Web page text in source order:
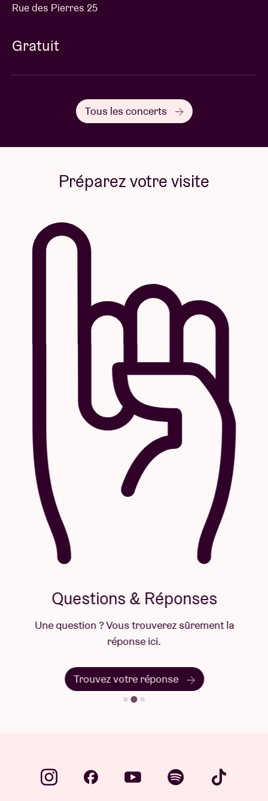
Rue des Pierres 25
Gratuit
Tous les concerts
Préparez votre visite
Questions & Réponses
Une question ? Vous trouverez sûrement la
réponse ici.
Trouvez votre réponse